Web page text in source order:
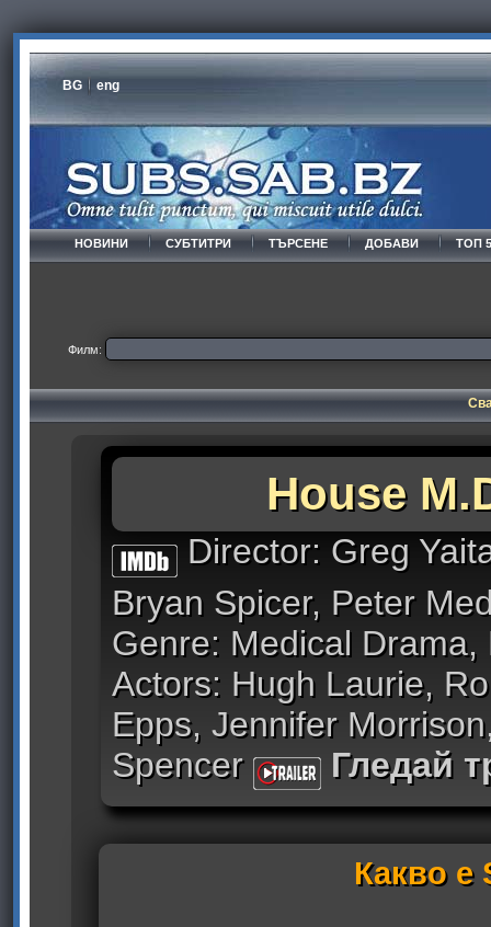
BG eng
НОВИНИ СУБТИТРИ ТЪРСЕНЕ ДОБАВИ ТОП
Филм:
House
Director: Greg
Bryan Spicer, Peter
Genre: Medical Drama,
Actors: Hugh Laurie,
Epps, Jennifer
Spencer
Гледай
Какво е